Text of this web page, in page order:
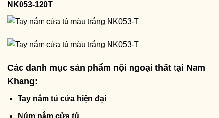
NK053-120T
Các danh mục sản phẩm nội ngoại thất tại Nam
Khang:
Tay nắm tủ cửa hiện đại
Núm nắm cửa tủ